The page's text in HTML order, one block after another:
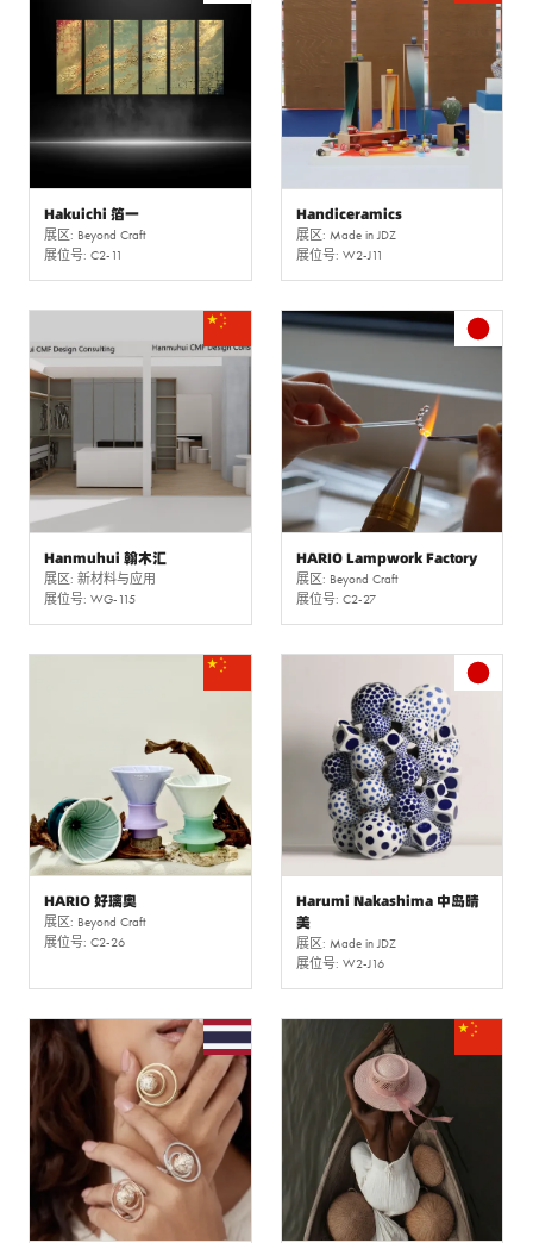
Hakuichi 箔一
展区: Beyond Craft
展位号: C2-11
Handiceramics
展区: Made in JDZ
展位号: W2-J11
Hanmuhui 翰木汇
展区: 新材料与应用
展位号: WG-115
HARIO Lampwork Factory
展区: Beyond Craft
展位号: C2-27
HARIO 好璃奥
展区: Beyond Craft
展位号: C2-26
Harumi Nakashima 中岛晴
美
展区: Made in JDZ
展位号: W2-J16